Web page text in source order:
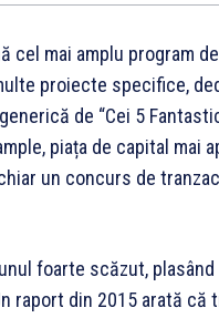
cel mai amplu program
proiecte specifice,
de “Cei 5
piața de capital mai
un concurs de
foarte scăzut,
raport din 2015 arată că